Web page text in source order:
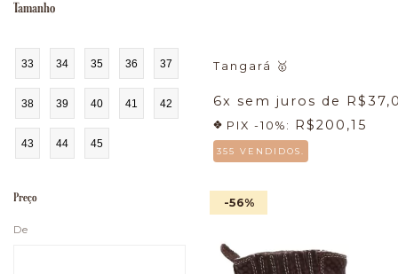
Tamanho
33 34 35 36 37
38 39 40 41 42
43 44 45
Preço
De
Tangará 🥇
6x sem juros de
PIX -10%: R$200,15
355 VENDIDOS.
-56%